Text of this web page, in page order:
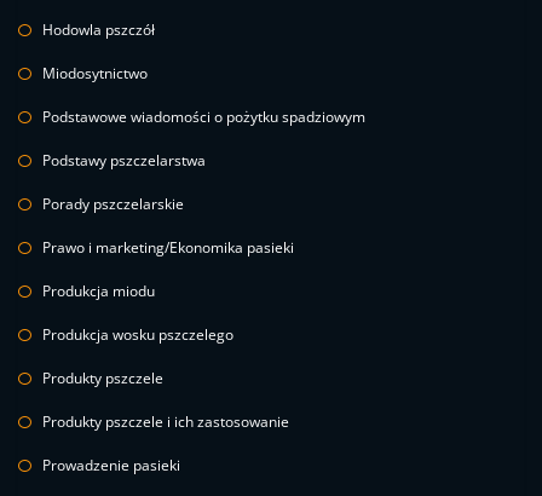
Hodowla pszczół
Miodosytnictwo
Podstawowe wiadomości o pożytku spadziowym
Podstawy pszczelarstwa
Porady pszczelarskie
Prawo i marketing/Ekonomika pasieki
Produkcja miodu
Produkcja wosku pszczelego
Produkty pszczele
Produkty pszczele i ich zastosowanie
Prowadzenie pasieki